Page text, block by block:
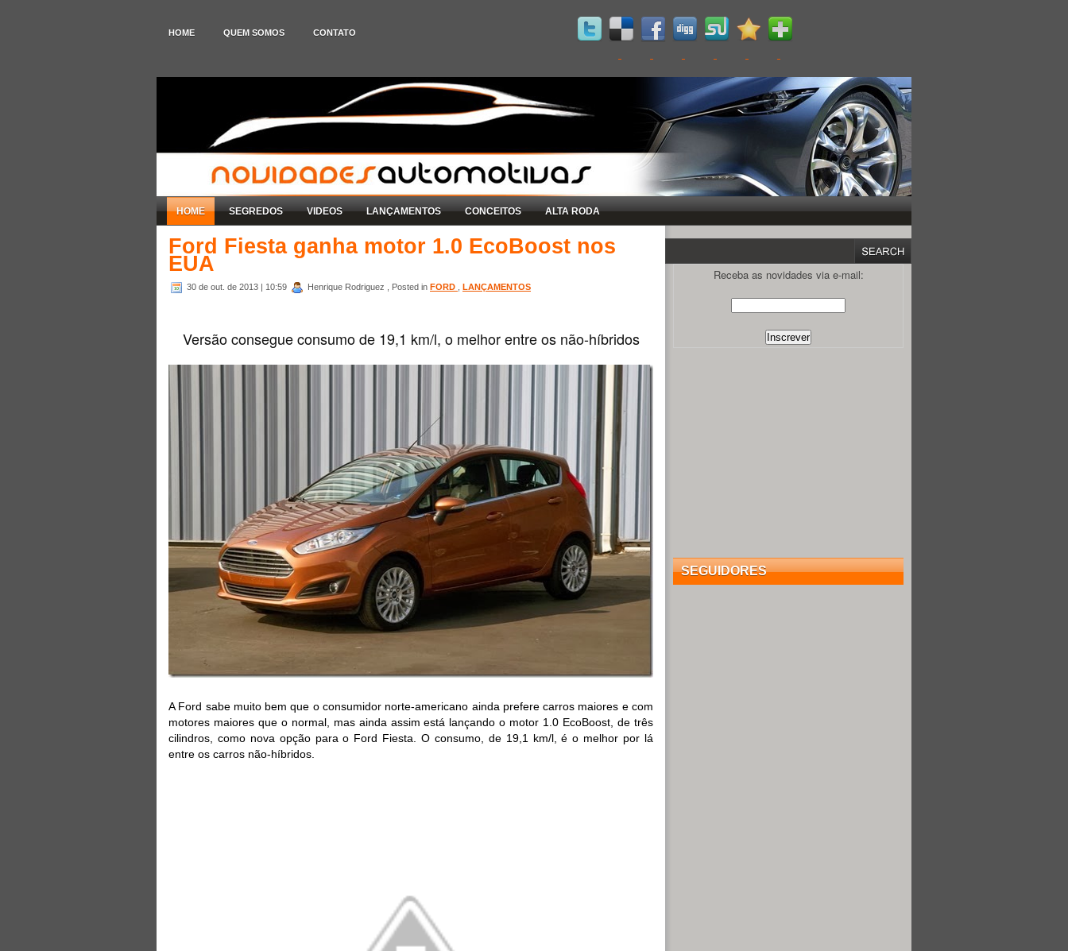
HOME QUEM SOMOS CONTATO
HOME SEGREDOS VIDEOS LANÇAMENTOS CONCEITOS ALTA RODA
Ford Fiesta ganha motor 1.0 EcoBoost nos
EUA
30 de out. de 2013 | 10:59 Henrique Rodriguez , Posted in FORD LANÇAMENTOS
Versão consegue consumo de 19,1 km/l, o melhor entre os não-híbridos
A Ford sabe muito bem que o consumidor norte-americano ainda prefere carros maiores e com
motores maiores que o normal, mas ainda assim está lançando o motor 1.0 EcoBoost, de três
cilindros, como nova opção para o Ford Fiesta. O consumo, de 19,1 km/l, é o melhor por lá
entre os carros não-híbridos.
Receba as novidades via e-mail:
SEGUIDORES